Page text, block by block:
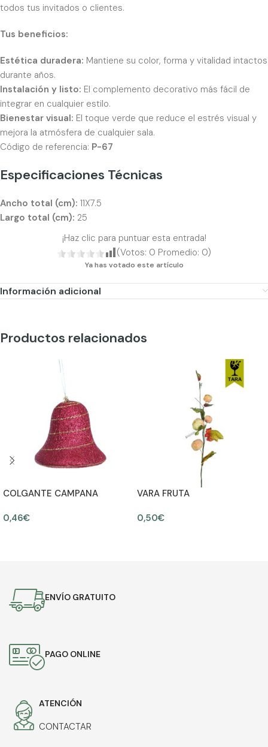
todos tus invitados o clientes.
Tus beneficios:
Estética duradera: Mantiene su color, forma y vitalidad intactos
durante años.
Instalación y listo: El complemento decorativo más fácil de
integrar en cualquier estilo.
Bienestar visual: El toque verde que reduce el estrés visual y
mejora la atmósfera de cualquier sala.
Código de referencia: P-67
Especificaciones Técnicas
Ancho total (cm): 11X7.5
Largo total (cm): 25
¡Haz clic para puntuar esta entrada!
(Votos: 0 Promedio: 0)
Ya has votado este artículo
Información adicional
Productos relacionados
COLGANTE CAMPANA
0,46€
VARA FRUTA
0,50€
ENVÍO GRATUITO
PAGO ONLINE
ATENCIÓN
CONTACTAR